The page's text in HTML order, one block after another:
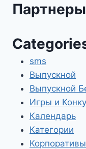
Партнеры
sms
Выпускной
Выпускной
Игры и
Календарь
Категории
Корпоративы